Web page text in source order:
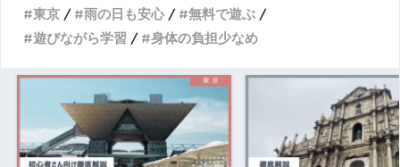
東京
雨の日も安心
無料で遊ぶ
遊びながら学習
身体の負担少なめ